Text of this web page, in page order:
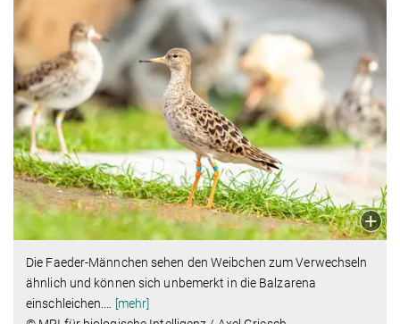
Die Faeder-Männchen sehen den Weibchen zum Verwechseln
ähnlich und können sich unbemerkt in die Balzarena
einschleichen.
[mehr]